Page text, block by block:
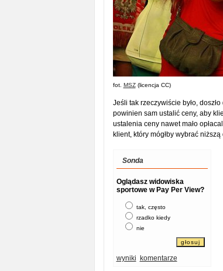
fot. MSZ(licencja CC)
Jeśli tak rzeczywiście było,
powinien sam ustalić ceny, aby
ustalenia ceny nawet mało
klient, który mógłby wybrać niższą
Sonda
Oglądasz widowiska
sportowe w Pay Per View?
tak, często
rzadko kiedy
nie
wyniki komentarze